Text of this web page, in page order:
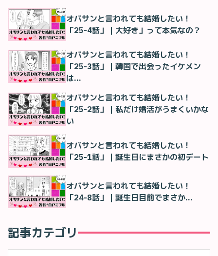
オバサンと言われても結婚したい！
「25-4話」｜大好き」って本気なの？
オバサンと言われても結婚したい！
「25-3話」｜韓国で出会ったイケメン
は…
オバサンと言われても結婚したい！
「25-2話」｜私だけ婚活がうまくいかな
い
オバサンと言われても結婚したい！
「25-1話」｜誕生日にまさかの初デート
オバサンと言われても結婚したい！
「24-8話」｜誕生日目前でまさか…
記事カテゴリ